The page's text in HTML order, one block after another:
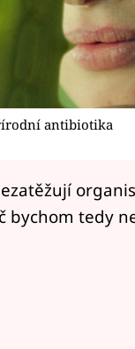
antibiotika
bychom tedy